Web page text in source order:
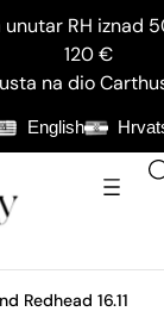
RH iznad
120 €
na dio
English
Redhead 16.11